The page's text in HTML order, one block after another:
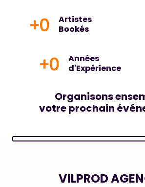
+0
Artistes
Bookés
+0
Années
d'Expérience
Organisons
votre prochain
VILPROD